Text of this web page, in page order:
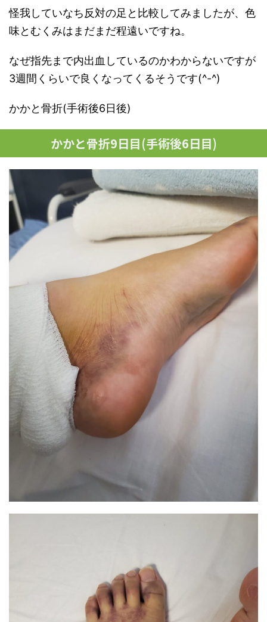
怪我していなち反対の足と比較してみましたが、色
味とむくみはまだまだ程遠いですね。
なぜ指先まで内出血しているのかわからないですが
3週間くらいで良くなってくるそうです(^-^)
かかと骨折(手術後6日後)
かかと骨折9日目(手術後6日目)